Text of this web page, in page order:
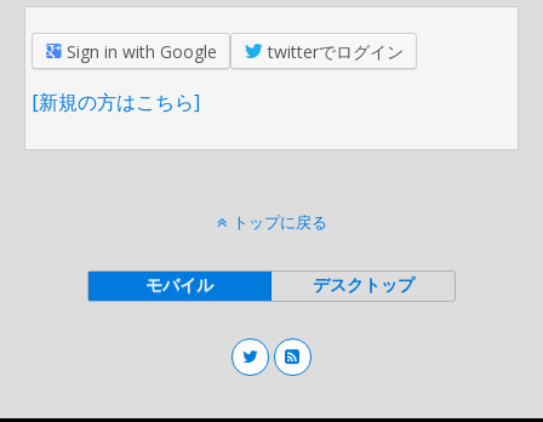
Sign in with Google twitterでログイン
[新規の方はこちら]
トップに戻る
モバイル デスクトップ